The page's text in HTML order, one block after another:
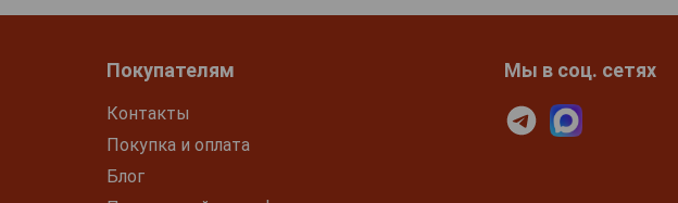
Покупателям
Контакты
Покупка и оплата
Блог
Мы в соц. сетях